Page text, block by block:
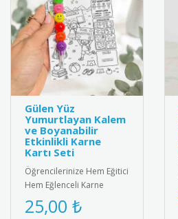
Gülen Yüz
Yumurtlayan Kalem
ve Boyanabilir
Etkinlikli Karne
Kartı Seti
Öğrencilerinize Hem Eğitici
Hem Eğlenceli Karne
Hediyesi: Gülen Yüz
Yumurtlayan Kalem ve
25,00 ₺